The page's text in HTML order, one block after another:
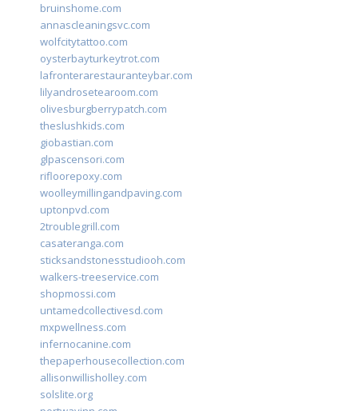
bruinshome.com
annascleaningsvc.com
wolfcitytattoo.com
oysterbayturkeytrot.com
lafronterarestauranteybar.com
lilyandrosetearoom.com
olivesburgberrypatch.com
theslushkids.com
giobastian.com
glpascensori.com
rifloorepoxy.com
woolleymillingandpaving.com
uptonpvd.com
2troublegrill.com
casateranga.com
sticksandstonesstudiooh.com
walkers-treeservice.com
shopmossi.com
untamedcollectivesd.com
mxpwellness.com
infernocanine.com
thepaperhousecollection.com
allisonwillisholley.com
solslite.org